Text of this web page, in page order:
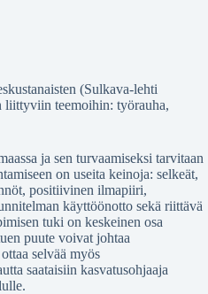
(Sulkava-lehti
liittyviin teemoihin: työrauha,
ja sen turvaamiseksi tarvitaan
on useita keinoja: selkeät,
positiivinen ilmapiiri,
käyttöönotto sekä riittävä
tuki on keskeinen osa
puute voivat johtaa
selvää myös
saataisiin kasvatusohjaaja